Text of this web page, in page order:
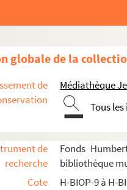
globale de la
de
Médiathèque
Tous
de
recherche
Fonds
bibliothèque
Cote
H-BIOP-9 à H-
11-5-30. Paul Mounet
11-5-32. Mounet Sully
11-5-34. Newminster
11-5-35. Nisbett